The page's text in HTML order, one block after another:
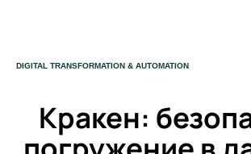
Кракен:
CATEGORY
DIGITAL TRANSFORMATION & AUTOMATION